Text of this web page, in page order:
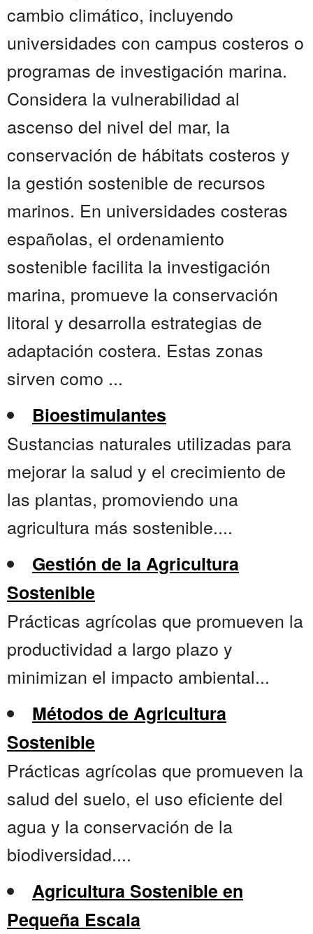
cambio climático, incluyendo
universidades con campus costeros o
programas de investigación marina.
Considera la vulnerabilidad al
ascenso del nivel del mar, la
conservación de hábitats costeros y
la gestión sostenible de recursos
marinos. En universidades costeras
españolas, el ordenamiento
sostenible facilita la investigación
marina, promueve la conservación
litoral y desarrolla estrategias de
adaptación costera. Estas zonas
sirven como ...
Bioestimulantes
Sustancias naturales utilizadas para
mejorar la salud y el crecimiento de
las plantas, promoviendo una
agricultura más sostenible....
Gestión de la Agricultura
Sostenible
Prácticas agrícolas que promueven la
productividad a largo plazo y
minimizan el impacto ambiental...
Métodos de Agricultura
Sostenible
Prácticas agrícolas que promueven la
salud del suelo, el uso eficiente del
agua y la conservación de la
biodiversidad....
Agricultura Sostenible en
Pequeña Escala